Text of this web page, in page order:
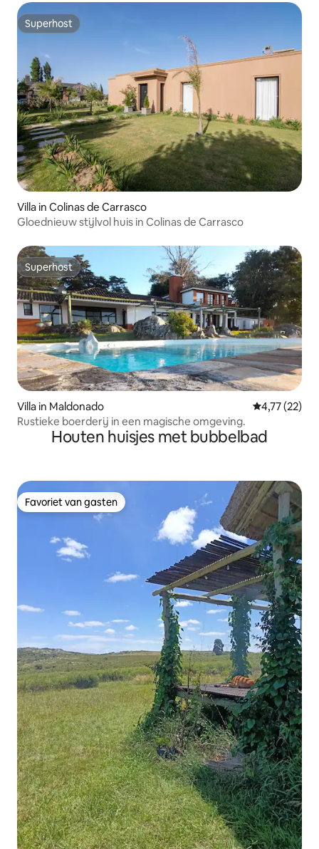
Superhost
Superhost
Villa in Colinas de Carrasco
Gloednieuw stijlvol huis in Colinas de Carrasco
Superhost
Superhost
Villa in Maldonado Gemiddelde
4,77 (22)
Rustieke boerderij in een magische omgeving.
Houten huisjes met bubbelbad
Favoriet van gasten
Favoriet van gasten